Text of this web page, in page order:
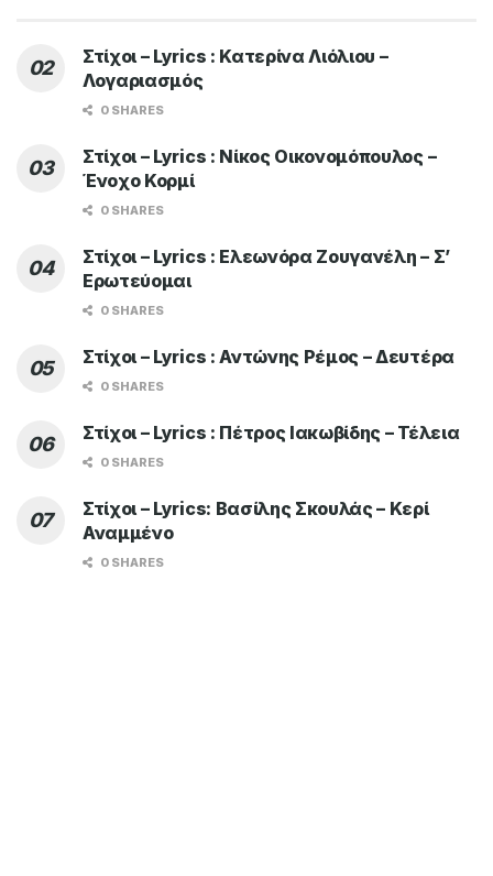
Στίχοι – Lyrics : Κατερίνα Λιόλιου –
Λογαριασμός
0 SHARES
Στίχοι – Lyrics : Νίκος Οικονομόπουλος –
Ένοχο Κορμί
0 SHARES
Στίχοι – Lyrics : Ελεωνόρα Ζουγανέλη – Σ’
Ερωτεύομαι
0 SHARES
Στίχοι – Lyrics : Αντώνης Ρέμος – Δευτέρα
0 SHARES
Στίχοι – Lyrics : Πέτρος Ιακωβίδης – Τέλεια
0 SHARES
Στίχοι – Lyrics: Βασίλης Σκουλάς – Κερί
Αναμμένο
0 SHARES